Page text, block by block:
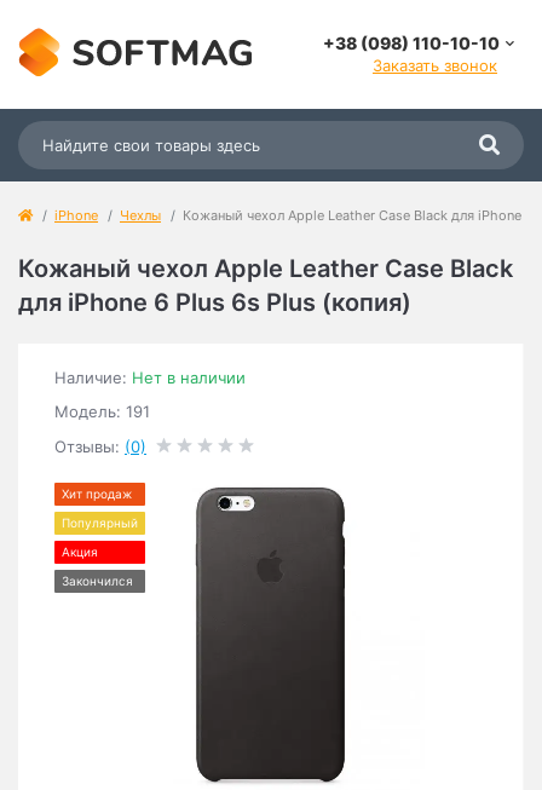
+38 (098) 110-10-10
Заказать звонок
iPhone Чехлы Кожаный чехол Apple Leather Case Black для iPhone 6
Кожаный чехол Apple Leather Case Black
для iPhone 6 Plus 6s Plus (копия)
Наличие: Нет в наличии
Модель: 191
Отзывы: (0)
Хит продаж
Популярный
Акция
Закончился